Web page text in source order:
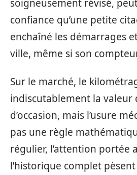
soigneusement révisé,
confiance qu’une petite
enchaîné les démarrages
ville, même si son
Sur le marché, le
indiscutablement la valeur
d’occasion, mais l’usure
pas une règle
régulier, l’attention portée
l’historique complet